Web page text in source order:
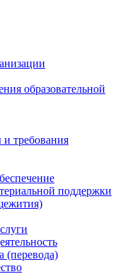
образовательной
и требования
поддержки
(перевода)